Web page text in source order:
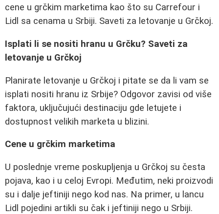
cene u grčkim marketima kao što su Carrefour i
Lidl sa cenama u Srbiji. Saveti za letovanje u Grčkoj.
Isplati li se nositi hranu u Grčku? Saveti za
letovanje u Grčkoj
Planirate letovanje u Grčkoj i pitate se da li vam se
isplati nositi hranu iz Srbije? Odgovor zavisi od više
faktora, uključujući destinaciju gde letujete i
dostupnost velikih marketa u blizini.
Cene u grčkim marketima
U poslednje vreme poskupljenja u Grčkoj su česta
pojava, kao i u celoj Evropi. Međutim, neki proizvodi
su i dalje jeftiniji nego kod nas. Na primer, u lancu
Lidl pojedini artikli su čak i jeftiniji nego u Srbiji.